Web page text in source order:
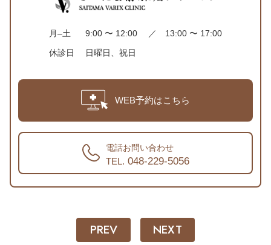
月–土
9:00 〜 12:00 ／ 13:00 〜 17:00
休診日
日曜日、祝日
WEB予約はこちら
電話お問い合わせ
TEL. 048-229-5056
PREV NEXT